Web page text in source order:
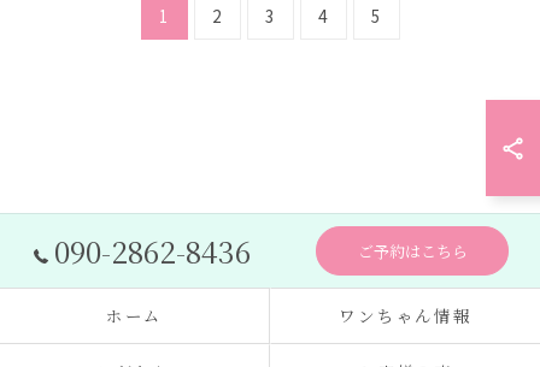
1 2 3 4 5
090-2862-8436 ご予約はこちら
ホーム ワンちゃん情報